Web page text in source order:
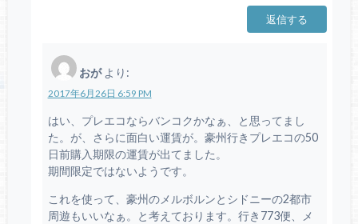
返信する
おが より:
2017年6月26日 6:59 PM
はい、プレエコならバンコクかなぁ、と思ってまし
た。が、さらに面白い運賃が。豪州行きプレエコの50
日前購入期限の運賃が出てました。
期間限定ではないようです。
これを使って、豪州のメルボルンとシドニーの2都市
周遊もいいなぁ。と考えております。行き773便、メ